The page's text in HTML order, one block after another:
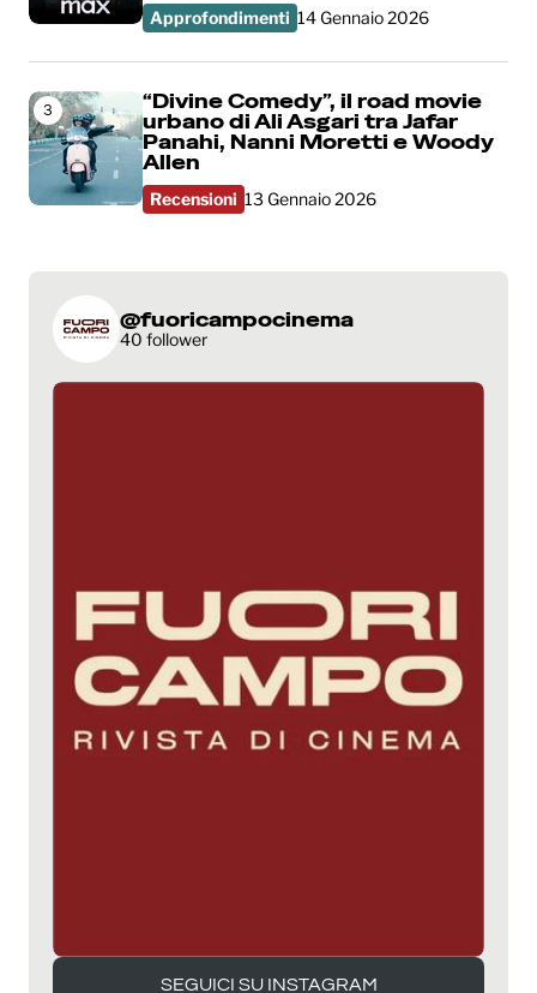
Approfondimenti 14 Gennaio 2026
3
“Divine Comedy”, il road movie
urbano di Ali Asgari tra Jafar
Panahi, Nanni Moretti e Woody
Allen
Recensioni 13 Gennaio 2026
@fuoricampocinema
40 follower
SEGUICI SU INSTAGRAM